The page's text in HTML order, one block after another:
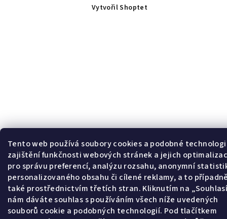
Tento web používá soubory cookies a podobné
zajištění funkčnosti webových stránek a jejich
pro správu preferencí, analýzu rozsahu, anonymní
personalizovaného obsahu či cílené reklamy, a to
také prostřednictvím třetích stran. Kliknutím na
nám dáváte souhlas s používáním všech níže uvedených
souborů cookie a podobných technologií. Pod tlačítkem
Vytvořil Shoptet